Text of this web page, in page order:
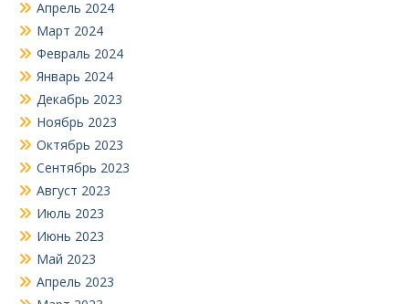
Апрель 2024
Март 2024
Февраль 2024
Январь 2024
Декабрь 2023
Ноябрь 2023
Октябрь 2023
Сентябрь 2023
Август 2023
Июль 2023
Июнь 2023
Май 2023
Апрель 2023